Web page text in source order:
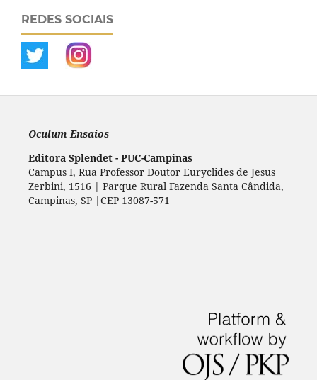
REDES SOCIAIS
Oculum Ensaios
Editora Splendet - PUC-Campinas
Campus I, Rua Professor Doutor Euryclides de Jesus
Zerbini, 1516 | Parque Rural Fazenda Santa Cândida,
Campinas, SP |CEP 13087-571